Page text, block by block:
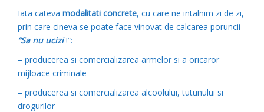
Iata cateva modalitati concrete, cu care ne intalnim zi de zi,
prin care cineva se poate face vinovat de calcarea poruncii
“Sa nu ucizi!”:
– producerea si comercializarea armelor si a oricaror
mijloace criminale
– producerea si comercializarea alcoolului, tutunului si
drogurilor